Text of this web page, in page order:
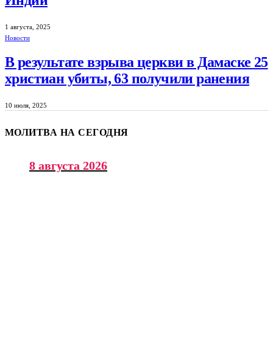
1 августа, 2025
Новости
В результате взрыва церкви в Дамаске 25
христиан убиты, 63 получили ранения
10 июля, 2025
МОЛИТВА НА СЕГОДНЯ
8 августа 2026